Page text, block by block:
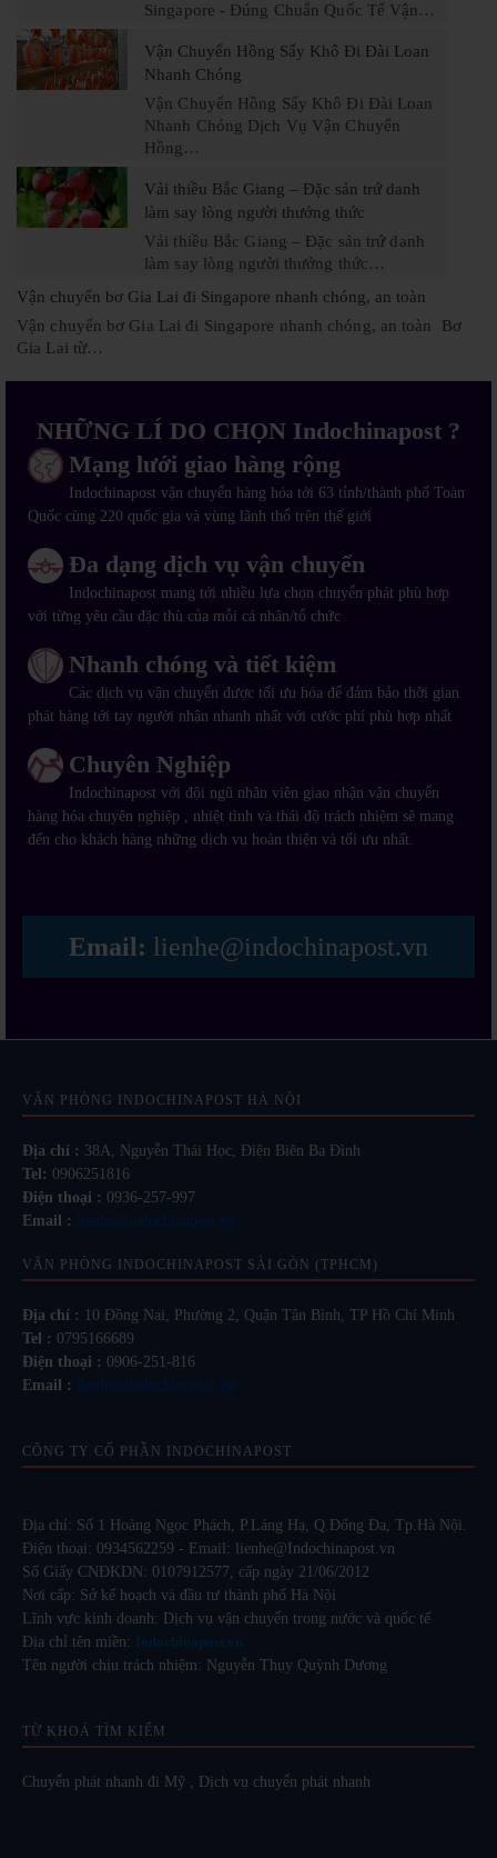
Singapore - Đúng Chuẩn Quốc Tế Vận…
Vận Chuyển Hồng Sấy Khô Đi Đài Loan
Nhanh Chóng
Vận Chuyển Hồng Sấy Khô Đi Đài Loan
Nhanh Chóng Dịch Vụ Vận Chuyển
Hồng…
Vải thiều Bắc Giang – Đặc sản trứ danh
làm say lòng người thưởng thức
Vải thiều Bắc Giang – Đặc sản trứ danh
làm say lòng người thưởng thức…
Vận chuyển bơ Gia Lai đi Singapore nhanh chóng, an toàn
Vận chuyển bơ Gia Lai đi Singapore nhanh chóng, an toàn Bơ
Gia Lai từ…
NHỮNG LÍ DO CHỌN Indochinapost ?
Mạng lưới giao hàng rộng
Indochinapost vận chuyển hàng hóa tới 63 tỉnh/thành phố Toàn
Quốc cùng 220 quốc gia và vùng lãnh thổ trên thế giới
Đa dạng dịch vụ vận chuyển
Indochinapost mang tới nhiều lựa chọn chuyển phát phù hợp
với từng yêu cầu đặc thù của mỗi cá nhân/tổ chức
Nhanh chóng và tiết kiệm
Các dịch vụ vận chuyển được tối ưu hóa để đảm bảo thời gian
phát hàng tới tay người nhận nhanh nhất với cước phí phù hợp nhất
Chuyên Nghiệp
Indochinapost với đội ngũ nhân viên giao nhận vận chuyển
hàng hóa chuyên nghiệp , nhiệt tình và thái độ trách nhiệm sẽ mang
đến cho khách hàng những dịch vụ hoàn thiện và tối ưu nhất.
Email: lienhe@indochinapost.vn
VĂN PHÒNG INDOCHINAPOST HÀ NỘI
Địa chỉ : 38A, Nguyễn Thái Học, Điện Biên Ba Đình
Tel: 0906251816
Điện thoại : 0936-257-997
Email :
lienhe@indochinapost.vn
VĂN PHÒNG INDOCHINAPOST SÀI GÒN (TPHCM)
Địa chỉ : 10 Đồng Nai, Phường 2, Quận Tân Bình, TP Hồ Chí Minh
Tel : 0795166689
Điện thoại : 0906-251-816
Email :
lienhe@indochinapost.vn
CÔNG TY CỔ PHẦN INDOCHINAPOST
Địa chỉ: Số 1 Hoàng Ngọc Phách, P.Láng Hạ, Q.Đống Đa, Tp.Hà Nội.
Điện thoại: 0934562259 - Email: lienhe@Indochinapost.vn
Số Giấy CNĐKDN: 0107912577, cấp ngày 21/06/2012
Nơi cấp: Sở kế hoạch và đầu tư thành phố Hà Nội
Lĩnh vực kinh doanh: Dịch vụ vận chuyển trong nước và quốc tế
Địa chỉ tên miền: Indochinapost.vn
Tên người chịu trách nhiệm: Nguyễn Thụy Quỳnh Dương
TỪ KHOÁ TÌM KIẾM
Chuyển phát nhanh đi Mỹ , Dịch vụ chuyển phát nhanh